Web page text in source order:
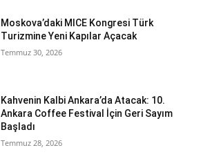
Moskova’daki MICE Kongresi Türk
Turizmine Yeni Kapılar Açacak
Temmuz 30, 2026
Kahvenin Kalbi Ankara’da Atacak: 10.
Ankara Coffee Festival İçin Geri Sayım
Başladı
Temmuz 28, 2026